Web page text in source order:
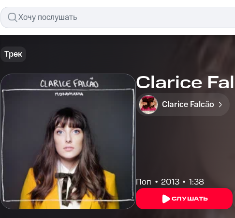
Трек
Clarice
Clarice Falcão
Поп 2013 1:38
СЛУШАТЬ